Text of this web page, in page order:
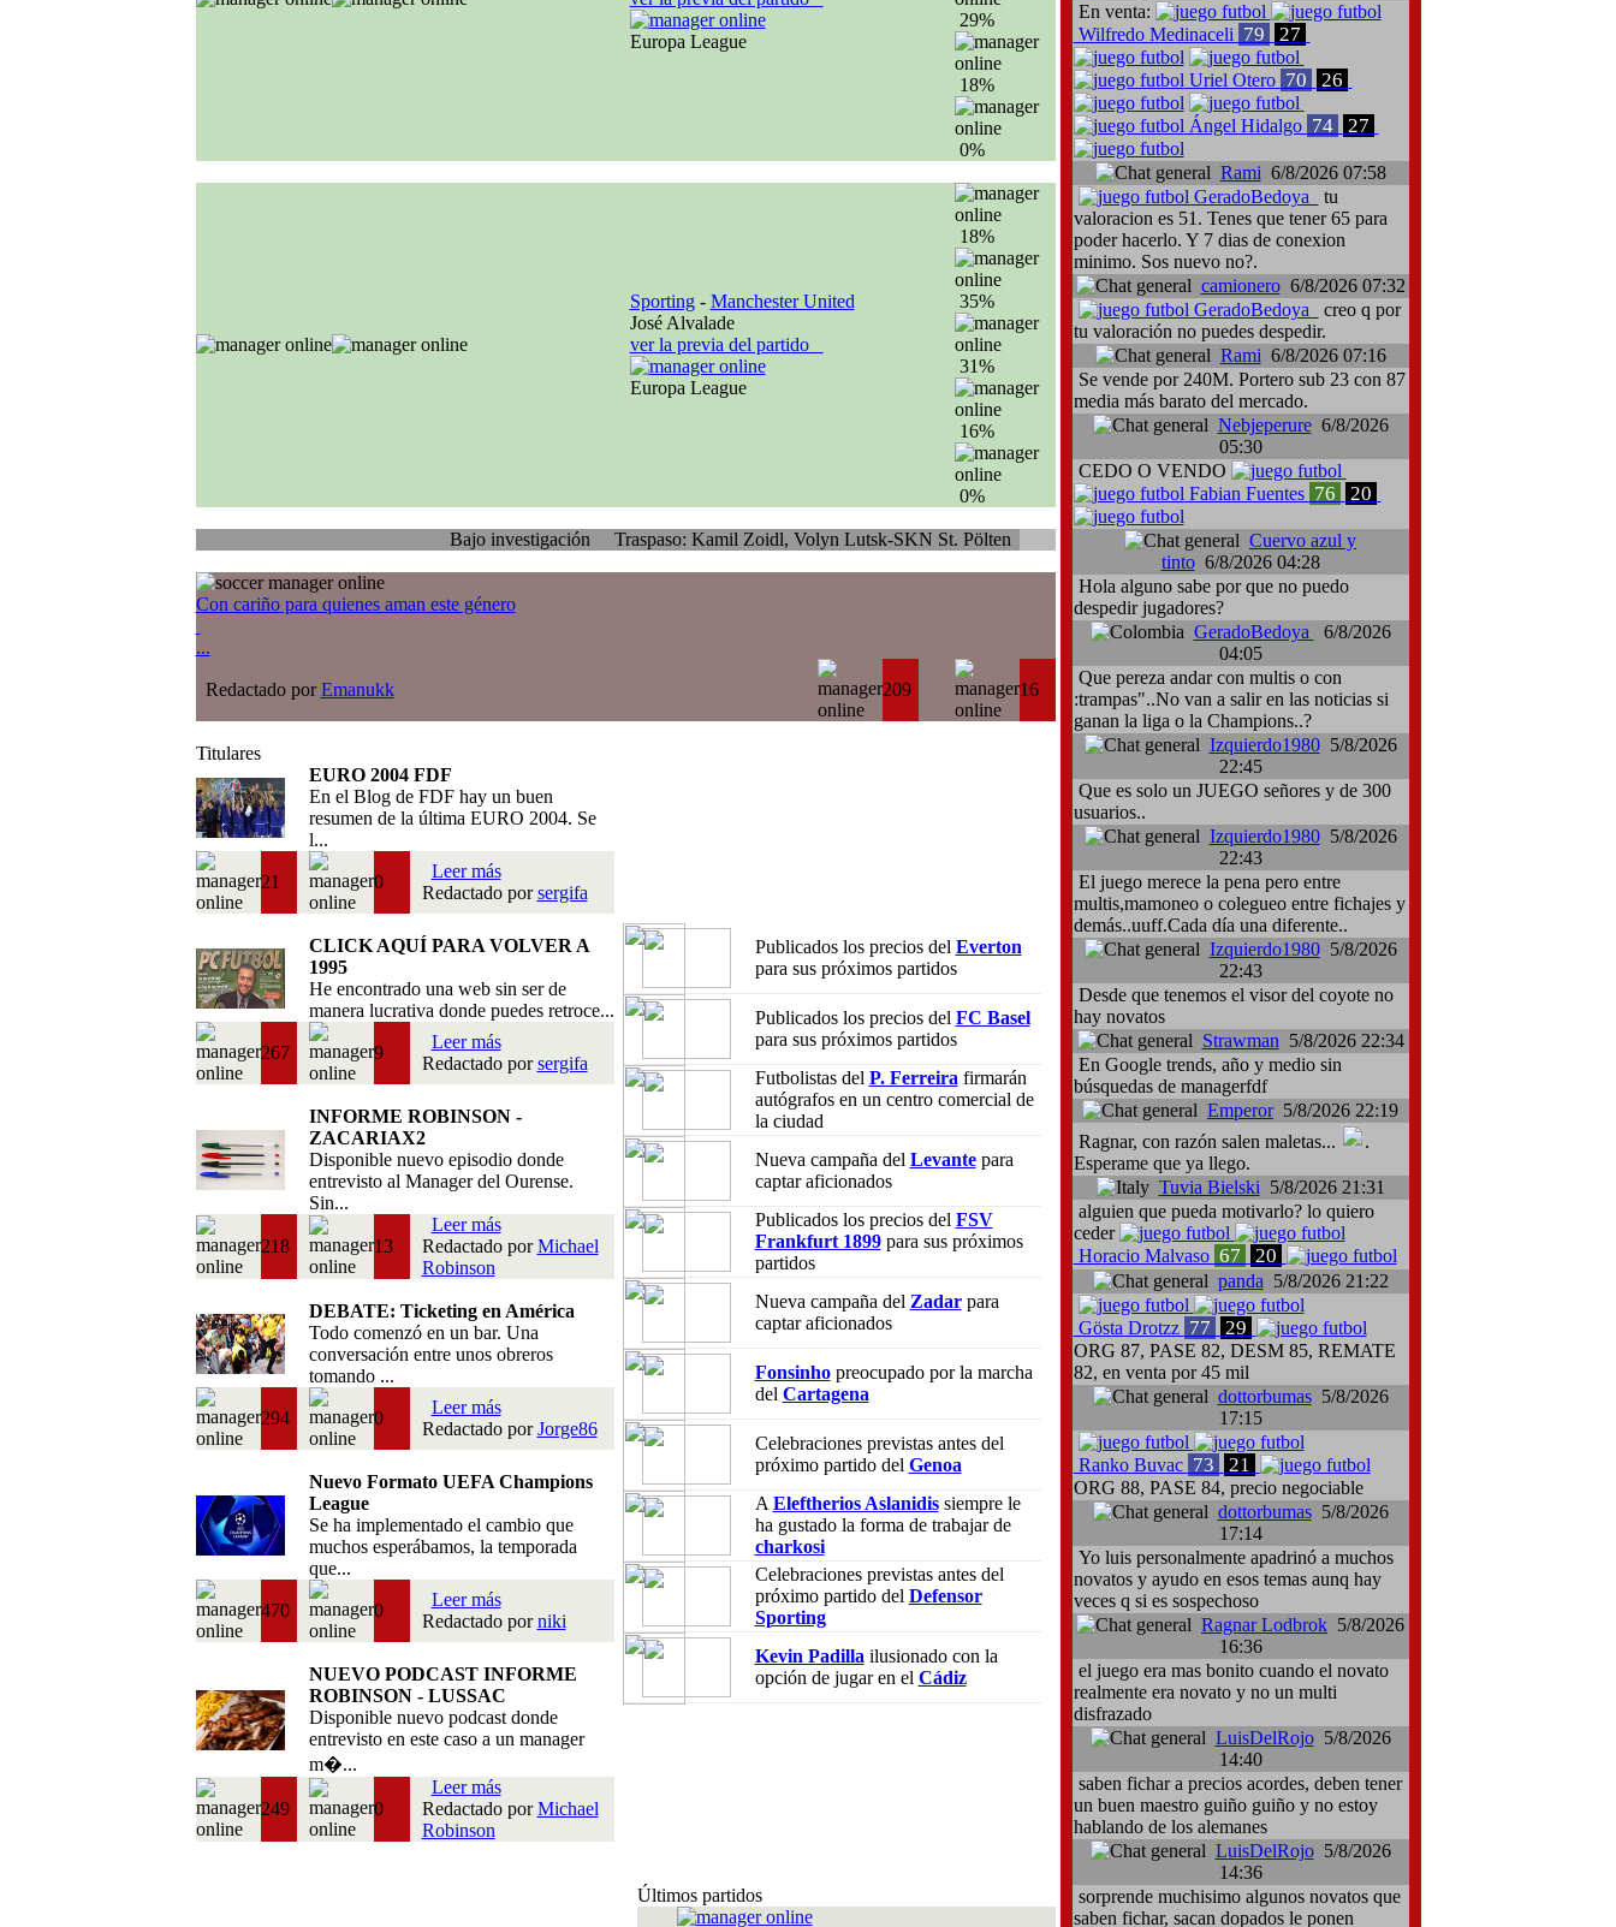
Europa League
29%
18%
0%
Sporting- Manchester United
José Alvalade
ver la previa del partido
Europa League
18%
35%
31%
16%
0%
Bajo investigación Traspaso: Kamil Zoidl, Volyn Lutsk-SKN St. Pölten
Con cariño para quienes aman este género
...
Redactado porEmanukk 209 16
Titulares
EURO 2004 FDF
En el Blog de FDF hay un buen
resumen de la última EURO 2004. Se
l...
21 0
Leer más
Redactado porsergifa
CLICK AQUÍ PARA VOLVER A
1995
He encontrado una web sin ser de
manera lucrativa donde puedes retroce...
267 9
Leer más
Redactado porsergifa
INFORME ROBINSON -
ZACARIAX2
Disponible nuevo episodio donde
entrevisto al Manager del Ourense.
Sin...
218 13
Leer más
Redactado porMichael
Robinson
DEBATE: Ticketing en América
Todo comenzó en un bar. Una
conversación entre unos obreros
tomando ...
294 0
Leer más
Redactado porJorge86
Nuevo Formato UEFA Champions
League
Se ha implementado el cambio que
muchos esperábamos, la temporada
que...
470 0
Leer más
Redactado porniki
NUEVO PODCAST INFORME
ROBINSON - LUSSAC
Disponible nuevo podcast donde
entrevisto en este caso a un manager
m�...
249 0
Leer más
Redactado porMichael
Robinson
Publicados los precios del Everton
para sus próximos partidos
Publicados los precios del FC Basel
para sus próximos partidos
Futbolistas del P. Ferreira firmarán
autógrafos en un centro comercial de
la ciudad
Nueva campaña del Levantepara
captar aficionados
Publicados los precios del FSV
Frankfurt 1899para sus próximos
partidos
Nueva campaña del Zadarpara
captar aficionados
Fonsinhopreocupado por la marcha
del Cartagena
Celebraciones previstas antes del
próximo partido del Genoa
A Eleftherios Aslanidissiempre le
ha gustado la forma de trabajar de
charkosi
Celebraciones previstas antes del
próximo partido del Defensor
Sporting
Kevin Padilla ilusionado con la
opción de jugar en el Cádiz
Últimos partidos
En venta:
Wilfredo Medinaceli 79 27
Uriel Otero 70 26
Ángel Hidalgo 74 27
Rami 6/8/2026 07:58
GeradoBedoya
tu
valoracion es 51. Tenes que tener 65 para
poder hacerlo. Y 7 dias de conexion
minimo. Sos nuevo no?.
camionero6/8/2026 07:32
GeradoBedoya
creo q por
tu valoración no puedes despedir.
Rami 6/8/2026 07:16
Se vende por 240M. Portero sub 23 con 87
media más barato del mercado.
Nebjeperure6/8/2026
05:30
CEDO O VENDO
Fabian Fuentes 76 20
Cuervo azul y
tinto6/8/2026 04:28
Hola alguno sabe por que no puedo
despedir jugadores?
GeradoBedoya
6/8/2026
04:05
Que pereza andar con multis o con
:trampas"..No van a salir en las noticias si
ganan la liga o la Champions..?
Izquierdo19805/8/2026
22:45
Que es solo un JUEGO señores y de 300
usuarios..
Izquierdo19805/8/2026
22:43
El juego merece la pena pero entre
multis,mamoneo o colegueo entre fichajes y
demás..uuff.Cada día una diferente..
Izquierdo19805/8/2026
22:43
Desde que tenemos el visor del coyote no
hay novatos
Strawman 5/8/2026 22:34
En Google trends, año y medio sin
búsquedas de managerfdf
Emperor5/8/2026 22:19
Ragnar, con razón salen maletas...
.
Esperame que ya llego.
Tuvia Bielski 5/8/2026 21:31
alguien que pueda motivarlo? lo quiero
ceder
Horacio Malvaso 67 20
panda 5/8/2026 21:22
Gösta Drotzz 77 29
ORG 87, PASE 82, DESM 85, REMATE
82, en venta por 45 mil
dottorbumas5/8/2026
17:15
Ranko Buvac 73 21
ORG 88, PASE 84, precio negociable
dottorbumas5/8/2026
17:14
Yo luis personalmente apadrinó a muchos
novatos y ayudo en esos temas aunq hay
veces q si es sospechoso
Ragnar Lodbrok 5/8/2026
16:36
el juego era mas bonito cuando el novato
realmente era novato y no un multi
disfrazado
LuisDelRojo5/8/2026
14:40
saben fichar a precios acordes, deben tener
un buen maestro guiño guiño y no estoy
hablando de los alemanes
LuisDelRojo5/8/2026
14:36
sorprende muchisimo algunos novatos que
saben fichar, sacan dopados le ponen